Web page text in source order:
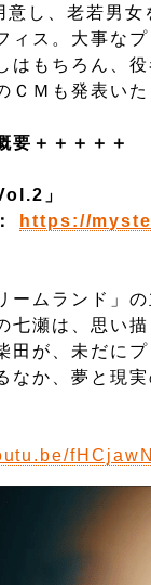
意し、老若男
ス。大事なプ
はもちろん、
Ｍも発表いた
要＋＋＋＋＋
」
https://
ームランド」
七瀬は、思い
田が、未だに
なか、夢と現